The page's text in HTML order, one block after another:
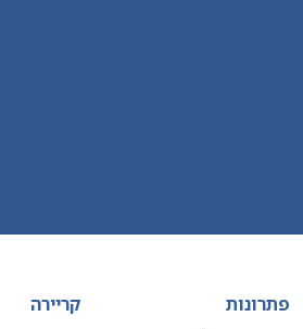
פתרונות קריירה